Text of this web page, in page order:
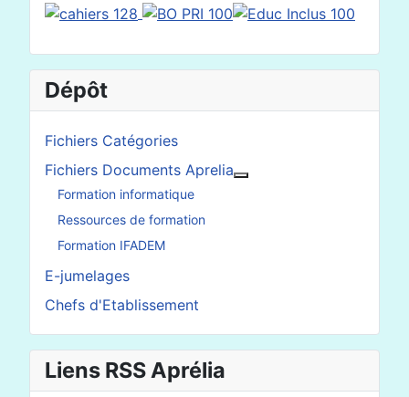
Dépôt
Fichiers Catégories
Fichiers Documents Aprelia
Formation informatique
Ressources de formation
Formation IFADEM
E-jumelages
Chefs d'Etablissement
Liens RSS Aprélia